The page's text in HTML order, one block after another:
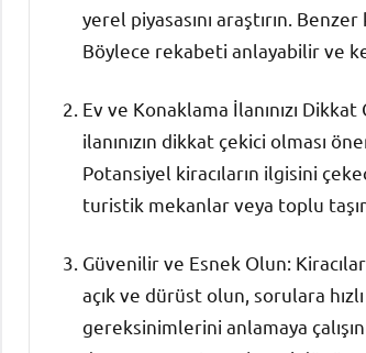
yerel piyasasını araştırın.
Böylece rekabeti anlayabilir ve
Ev ve Konaklama İlanınızı
ilanınızın dikkat çekici olması
Potansiyel kiracıların ilgisini
turistik mekanlar veya toplu
Güvenilir ve Esnek Olun:
açık ve dürüst olun, sorulara
gereksinimlerini anlamaya